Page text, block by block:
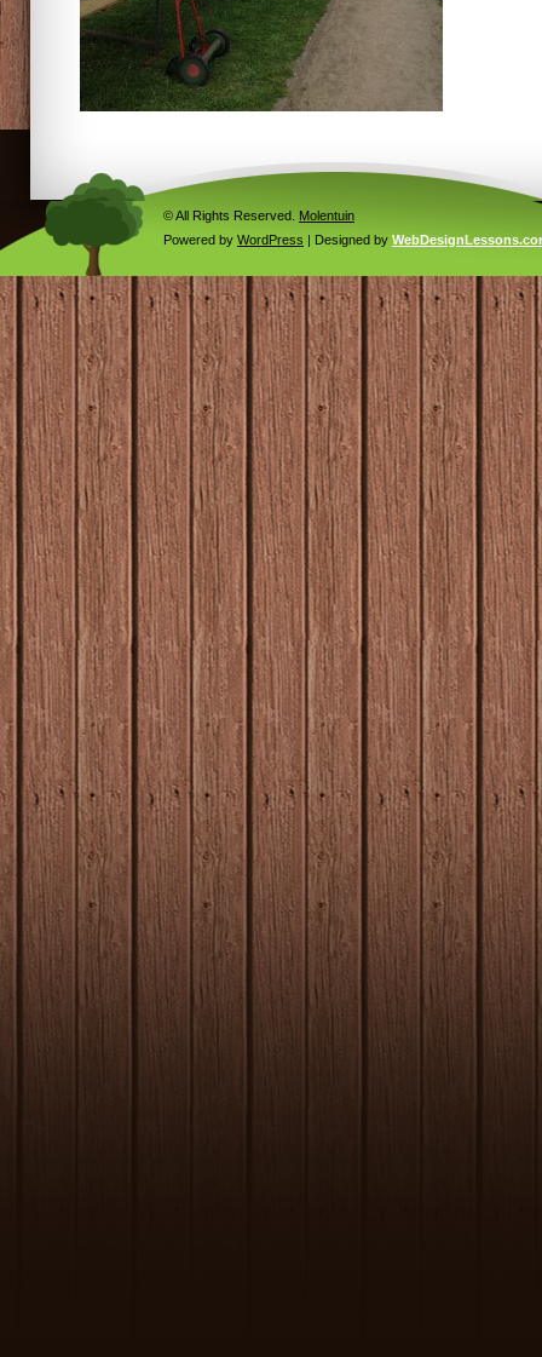
© All Rights Reserved. Molentuin
Powered by WordPress | Designed by